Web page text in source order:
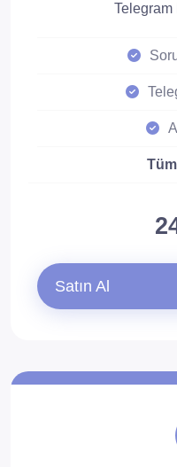
Telegram
Satın Al